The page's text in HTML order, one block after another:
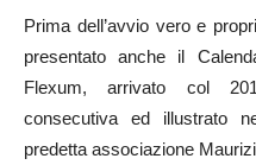
Prima dell’avvio vero e
presentato anche il
Flexum, arrivato col
consecutiva ed illustrato
predetta associazione